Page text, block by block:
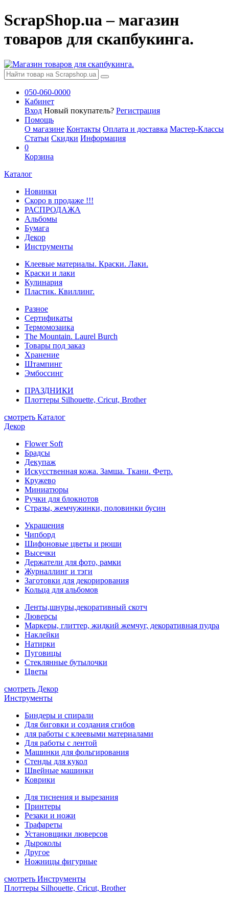
ScrapShop.ua – магазин
товаров для скапбукинга.
050-060-0000
Кабинет
Вход Новый покупатель? Регистрация
Помощь
О магазине Контакты Оплата и доставка Мастер-Классы
Статьи Скидки Информация
0
Корзина
Каталог
Новинки
Скоро в продаже !!!
РАСПРОДАЖА
Альбомы
Бумага
Декор
Инструменты
Клеевые материалы. Краски. Лаки.
Краски и лаки
Кулинария
Пластик. Квиллинг.
Разное
Сертификаты
Термомозаика
The Mountain. Laurel Burch
Товары под заказ
Хранение
Штампинг
Эмбоссинг
ПРАЗДНИКИ
Плоттеры Silhouette, Cricut, Brother
смотреть Каталог
Декор
Flower Soft
Брадсы
Декупаж
Искусственная кожа. Замша. Ткани. Фетр.
Кружево
Миниатюры
Ручки для блокнотов
Стразы, жемчужинки, половинки бусин
Украшения
Чипборд
Шифоновые цветы и рюши
Высечки
Держатели для фото, рамки
Журналлинг и тэги
Заготовки для декорирования
Кольца для альбомов
Ленты,шнуры,декоративный скотч
Люверсы
Маркеры, глиттер, жидкий жемчуг, декоративная пудра
Наклейки
Натирки
Пуговицы
Стеклянные бутылочки
Цветы
смотреть Декор
Инструменты
Биндеры и спирали
Для биговки и создания сгибов
для работы с клеевыми материалами
Для работы с лентой
Машинки для фольгирования
Стенды для кукол
Швейные машинки
Коврики
Для тиснения и вырезания
Принтеры
Резаки и ножи
Трафареты
Установщики люверсов
Дыроколы
Другое
Ножницы фигурные
смотреть Инструменты
Плоттеры Silhouette, Cricut, Brother